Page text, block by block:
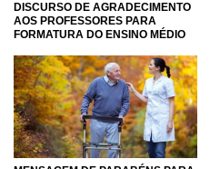
DISCURSO DE AGRADECIMENTO
AOS PROFESSORES PARA
FORMATURA DO ENSINO MÉDIO